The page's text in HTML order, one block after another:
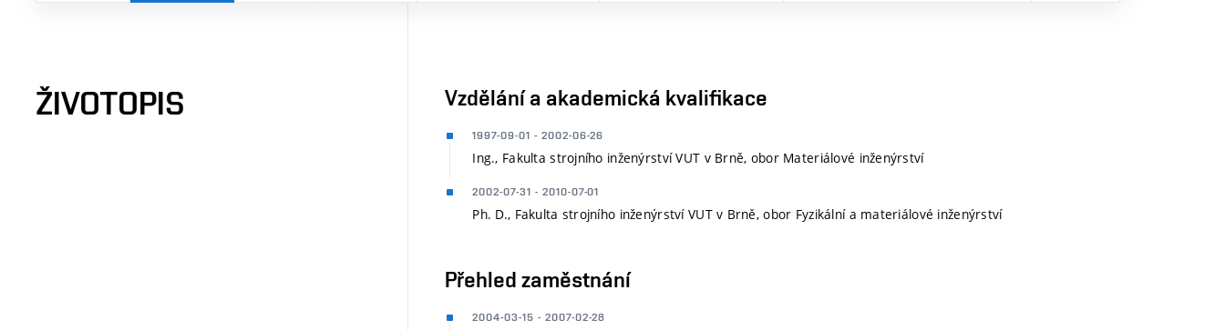
ŽIVOTOPIS Vzdělání a akademická kvalifikace
1997-09-01 - 2002-06-26
Ing., Fakulta strojního inženýrství VUT v Brně, obor Materiálové inženýrství
2002-07-31 - 2010-07-01
Ph. D., Fakulta strojního inženýrství VUT v Brně, obor Fyzikální a materiálové inženýrství
Přehled zaměstnání
2004-03-15 - 2007-02-28